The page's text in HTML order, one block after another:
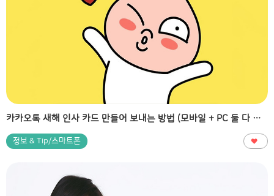
카카오톡 새해 인사 카드 만들어 보내는 방법 (모바일 + PC 둘 다 가능)
정보 & Tip/스마트폰